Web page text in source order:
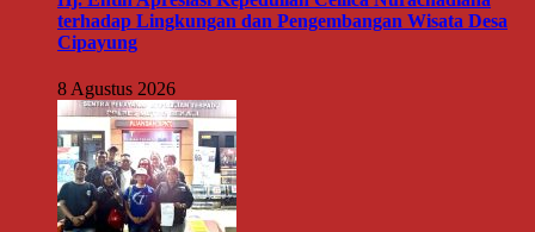
terhadap Lingkungan dan Pengembangan Wisata Desa
Cipayung
8 Agustus 2026